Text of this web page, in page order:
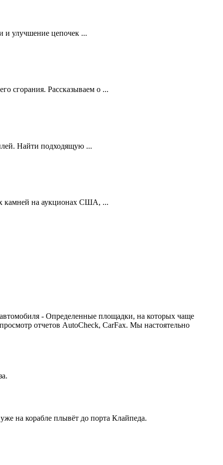
и улучшение цепочек ...
сгорания. Рассказываем о ...
Найти подходящую ...
камней на аукционах США, ...
- Определенные площадки, на которых чаще
отчетов AutoCheck, CarFax. Мы настоятельно
на корабле плывёт до порта Клайпеда.